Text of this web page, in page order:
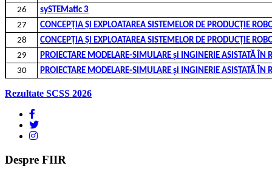
26
sySTEMatic 3
27
CONCEPȚIA ȘI EXPLOATAREA SISTEMELOR DE PRODUCȚIE
28
CONCEPȚIA ȘI EXPLOATAREA SISTEMELOR DE PRODUCȚIE
29
PROIECTARE MODELARE-SIMULARE şi INGINERIE ASISTATĂ ȊN
30
PROIECTARE MODELARE-SIMULARE şi INGINERIE ASISTATĂ ȊN
Rezultate SCSS 2026
Despre FIIR